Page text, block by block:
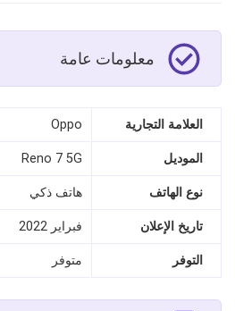
معلومات عامة
العلامة التجارية Oppo
الموديل Reno 7 5G
نوع الهاتف هاتف ذكي
تاريخ الإعلان فبراير 2022
التوفر متوفر